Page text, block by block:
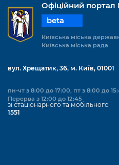
Офіційний портал
beta
Київська міська
Київська міська рада
вул. Хрещатик, 36, м. Київ, 01001
пн-чт з 8:00 до 17:00, пт з 8:00 до
Перерва з 12:00 до 12:45
зі стаціонарного та мобільного
1551